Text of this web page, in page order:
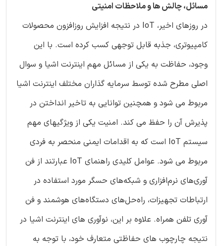
مسائل، چالش ها و ملاحظات امنیتی
در روزهای اخیر، IoT در نتیجه افزایش روزافزون محصولات
کامپیوتری، جذبه قابل توجهی کسب کرده است. با این
وجود، حفاظت به یکی از مسائل مهم اینترنت اشیا و سوال
اصلی مطرح شده توسط سرمایه گذاران مختلف اینترنت اشیا
مربوط می شود و همچنین توانایی به تاخیر انداختن در
پذیرش آن را حفظ می کند. امنیت یکی از ویژگیهای مهم
سیستم IoT است که به اقدامات ایمنی منحصر به فردی
مربوط می شود. عوامل کلیدی راهنمای IoT عبارتند از فن
آوری‌های نرم‌افزاری و شبکه‌های حسگر مورد استفاده در
ارتباطات تجهیزات، راه‌حل‌های دستگاه‌های هوشمند و فن
آوری تلفن همراه. علاوه بر این، نوآوری های اینترنت اشیا در
نتیجه چارچوب های حفاظتی متعارف خود، با توجه به